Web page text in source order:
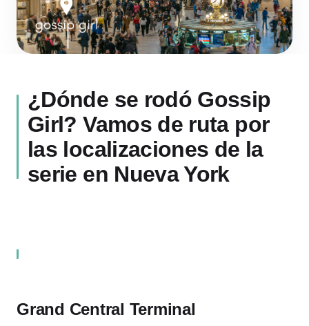
¿Dónde se rodó Gossip
Girl? Vamos de ruta por
las localizaciones de la
serie en Nueva York
Grand Central Terminal